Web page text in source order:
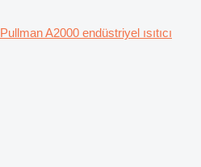
Pullman A2000 endüstriyel ısıtıcı